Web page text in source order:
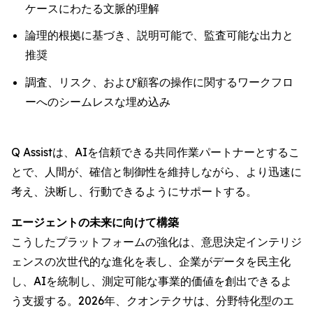
ケースにわたる文脈的理解
論理的根拠に基づき、説明可能で、監査可能な出力と
推奨
調査、リスク、および顧客の操作に関するワークフロ
ーへのシームレスな埋め込み
Q Assistは、AIを信頼できる共同作業パートナーとするこ
とで、人間が、確信と制御性を維持しながら、より迅速に
考え、決断し、行動できるようにサポートする。
エージェントの未来に向けて構築
こうしたプラットフォームの強化は、意思決定インテリジ
ェンスの次世代的な進化を表し、企業がデータを民主化
し、AIを統制し、測定可能な事業的価値を創出できるよ
う支援する。2026年、クオンテクサは、分野特化型のエ